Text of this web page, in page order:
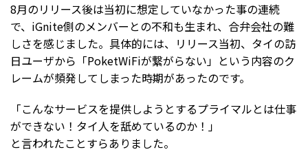
8月のリリース後は当初に想定していなかった事の連続
で、iGnite側のメンバーとの不和も生まれ、合弁会社の難
しさを感じました。具体的には、リリース当初、タイの訪
日ユーザから「PoketWiFiが繋がらない」という内容のク
レームが頻発してしまった時期があったのです。
「こんなサービスを提供しようとするプライマルとは仕事
ができない！タイ人を舐めているのか！」
と言われたことすらありました。